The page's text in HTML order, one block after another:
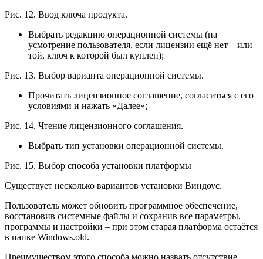
Рис. 12. Ввод ключа продукта.
Выбрать редакцию операционной системы (на
усмотрение пользователя, если лицензии ещё нет – или
той, ключ к которой был куплен);
Рис. 13. Выбор варианта операционной системы.
Прочитать лицензионное соглашение, согласиться с его
условиями и нажать «Далее»;
Рис. 14. Чтение лицензионного соглашения.
Выбрать тип установки операционной системы.
Рис. 15. Выбор способа установки платформы
Существует несколько вариантов установки Виндоус.
Пользователь может обновить программное обеспечение,
восстановив системные файлы и сохранив все параметры,
программы и настройки – при этом старая платформа остаётся
в папке Windows.old.
Преимуществом этого способа можно назвать отсутствие